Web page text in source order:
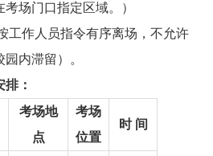
场门口指定区域。）
工作人员指令有序离场，不允许
内滞留）。
排：
考场地
点
考场
位置
时 间